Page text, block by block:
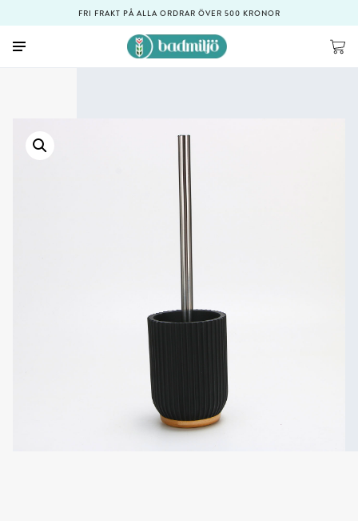
FRI FRAKT PÅ ALLA ORDRAR ÖVER 500 KRONOR